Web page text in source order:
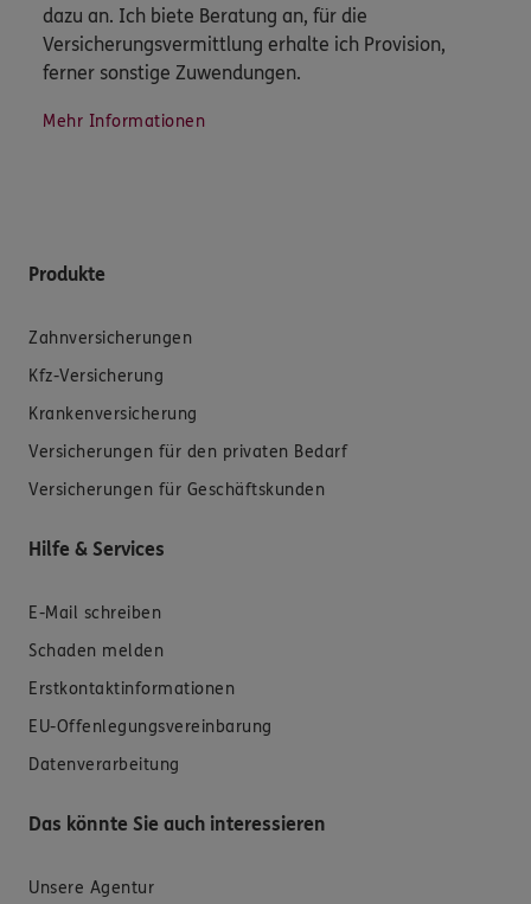
dazu an. Ich biete Beratung an, für die
Versicherungsvermittlung erhalte ich Provision,
ferner sonstige Zuwendungen.
Mehr Informationen
Produkte
Zahnversicherungen
Kfz-Versicherung
Krankenversicherung
Versicherungen für den privaten Bedarf
Versicherungen für Geschäftskunden
Hilfe & Services
E-Mail schreiben
Schaden melden
Erstkontaktinformationen
EU-Offenlegungsvereinbarung
Datenverarbeitung
Das könnte Sie auch interessieren
Unsere Agentur